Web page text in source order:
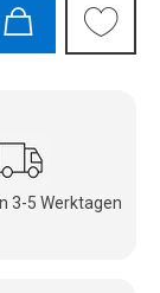
3-5 Werktagen